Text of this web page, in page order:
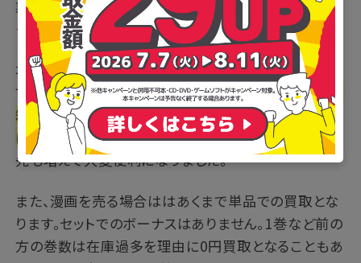
業界最大手のブックオフが展開するネット店舗が「ブッ
クオフオンライン」です。
本の買取の際に必要となるダンボールは、1枚200円
で販売されています。段ボールは有料ですが、1度に19
箱までの集荷が可能なので、大量に商品を売りたい方
にはおすすめです。持ち込み発送も可能で、持ち込み
先も増えて大変便利になりました。
また、漫画を売る場合ははあくまで単品での買取とな
ります。セットでのボーナスはありません。1巻など前の
方の巻数は在庫過多を理由に0円買取となることもあ